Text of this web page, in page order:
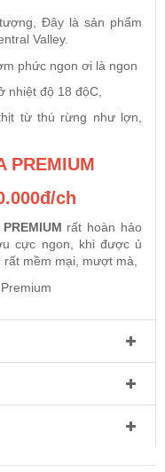
Đây là sản phẩm
Valley.
nhiệt độ 18 độC,
từ thú rừng như lợn,
PREMIUM
ch
rất hoàn hảo
cực ngon, khi được ủ
mềm mại, mượt mà,